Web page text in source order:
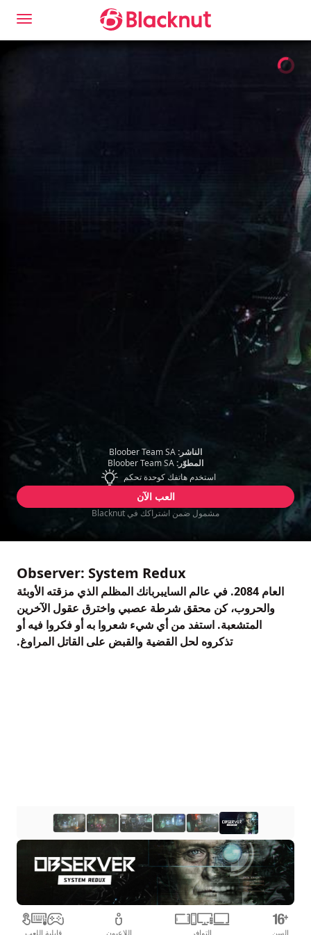
الناشر:Bloober Team SA
المطوّر:Bloober Team SA
استخدم هاتفك كوحدة تحكم
العب الآن
مشمول ضمن اشتراكك في Blacknut
Observer: System Redux
العام 2084. في عالم السايبربانك المظلم الذي مزقته الأوبئة
والحروب، كن محقق شرطة عصبي واخترق عقول الآخرين
المتشعبة. استفد من أي شيء شعروا به أو فكروا فيه أو
تذكروه لحل القضية والقبض على القاتل المراوغ.
السن التوافر اللاعبون قابلية اللعب